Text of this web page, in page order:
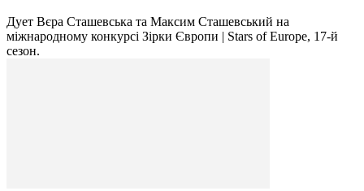
Дует Вєра Сташевська та Максим Сташевський на
міжнародному конкурсі Зірки Європи | Stars of Europe, 17-й
сезон.